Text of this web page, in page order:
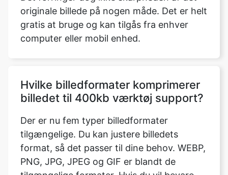
Hvilke billedformater komprimerer
tilgængelige. Du kan justere billedets
format, så det passer til dine behov. WEBP,
PNG, JPG, JPEG og GIF er blandt de
tilgængelige formater. Hvis du vil bevare
formatet det samme, skal du vælge
indstillingen 'Indtast mime-typen. ' Når du
har uploadet billedet, skal du gå til bunden